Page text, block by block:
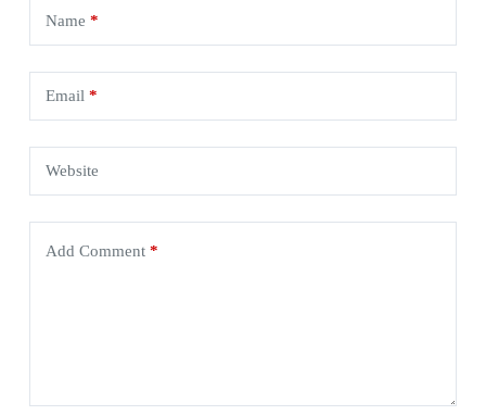
Name *
Email *
Website
Add Comment*